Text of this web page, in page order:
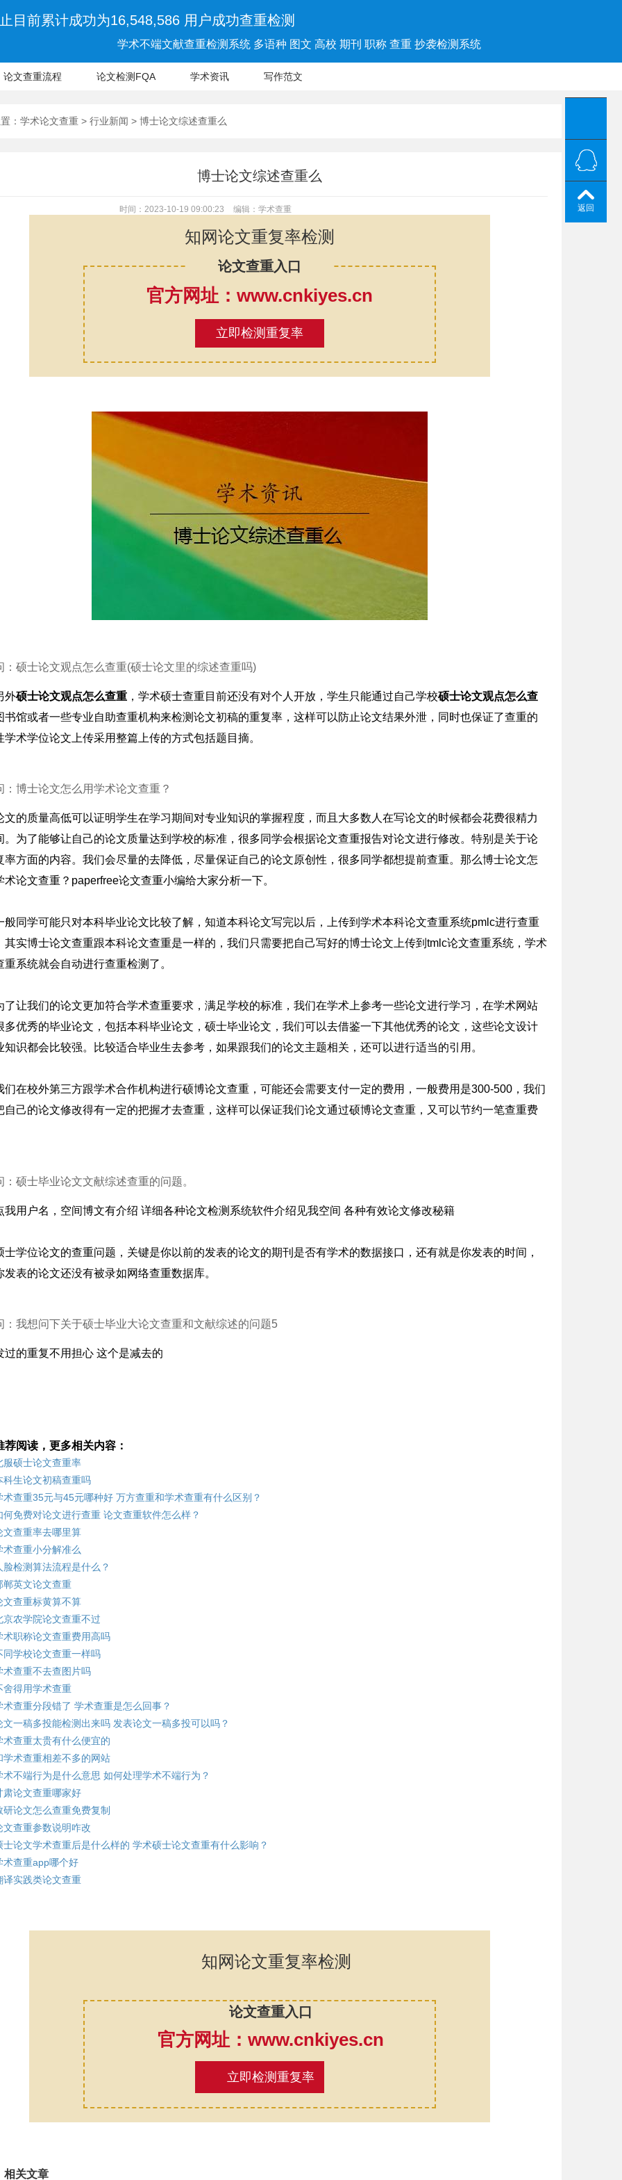
目前累计成功为16,548,586 用户成功查重检测
学术不端文献查重检测系统 多语种 图文 高校 期刊 职称 查重 抄袭检测系统
论文查重流程 论文检测FQA 学术资讯 写作范文
： 学术论文查重 > 行业新闻 > 博士论文综述查重么
博士论文综述查重么
时间：2023-10-19 09:00:23 编辑：学术查重
知网论文重复率检测
论文查重入口
官方网址：www.cnkiyes.cn
立即检测重复率
：硕士论文观点怎么查重(硕士论文里的综述查重吗)
外硕士论文观点怎么查重 ，学术硕士查重目前还没有对个人开放，学生只能通过自己学校硕士论文观点怎么查
书馆或者一些专业自助查重机构来检测论文初稿的重复率，这样可以防止论文结果外泄，同时也保证了查重的
学术学位论文上传采用整篇上传的方式包括题目摘。
：博士论文怎么用学术论文查重？
文的质量高低可以证明学生在学习期间对专业知识的掌握程度，而且大多数人在写论文的时候都会花费很精力
。为了能够让自己的论文质量达到学校的标准，很多同学会根据论文查重报告对论文进行修改。特别是关于论
率方面的内容。我们会尽量的去降低，尽量保证自己的论文原创性，很多同学都想提前查重。那么博士论文怎
术论文查重？paperfree论文查重小编给大家分析一下。
般同学可能只对本科毕业论文比较了解，知道本科论文写完以后，上传到学术本科论文查重系统pmlc进行查重
其实博士论文查重跟本科论文查重是一样的，我们只需要把自己写好的博士论文上传到tmlc论文查重系统，学术
重系统就会自动进行查重检测了。
了让我们的论文更加符合学术查重要求，满足学校的标准，我们在学术上参考一些论文进行学习，在学术网站
多优秀的毕业论文，包括本科毕业论文，硕士毕业论文，我们可以去借鉴一下其他优秀的论文，这些论文设计
知识都会比较强。比较适合毕业生去参考，如果跟我们的论文主题相关，还可以进行适当的引用。
们在校外第三方跟学术合作机构进行硕博论文查重，可能还会需要支付一定的费用，一般费用是300-500，我们
自己的论文修改得有一定的把握才去查重，这样可以保证我们论文通过硕博论文查重，又可以节约一笔查重费
：硕士毕业论文文献综述查重的问题。
我用户名，空间博文有介绍 详细各种论文检测系统软件介绍见我空间 各种有效论文修改秘籍
士学位论文的查重问题，关键是你以前的发表的论文的期刊是否有学术的数据接口，还有就是你发表的时间，
发表的论文还没有被录如网络查重数据库。
：我想问下关于硕士毕业大论文查重和文献综述的问题5
过的重复不用担心 这个是减去的
荐阅读，更多相关内容：
服硕士论文查重率
科生论文初稿查重吗
术查重35元与45元哪种好 万方查重和学术查重有什么区别？
何免费对论文进行查重 论文查重软件怎么样？
文查重率去哪里算
术查重小分解准么
脸检测算法流程是什么？
郸英文论文查重
文查重标黄算不算
京农学院论文查重不过
术职称论文查重费用高吗
同学校论文查重一样吗
术查重不去查图片吗
舍得用学术查重
术查重分段错了 学术查重是怎么回事？
文一稿多投能检测出来吗 发表论文一稿多投可以吗？
术查重太贵有什么便宜的
学术查重相差不多的网站
术不端行为是什么意思 如何处理学术不端行为？
肃论文查重哪家好
研论文怎么查重免费复制
文查重参数说明咋改
士论文学术查重后是什么样的 学术硕士论文查重有什么影响？
术查重app哪个好
译实践类论文查重
知网论文重复率检测
论文查重入口
官方网址：www.cnkiyes.cn
立即检测重复率
相关文章
返回